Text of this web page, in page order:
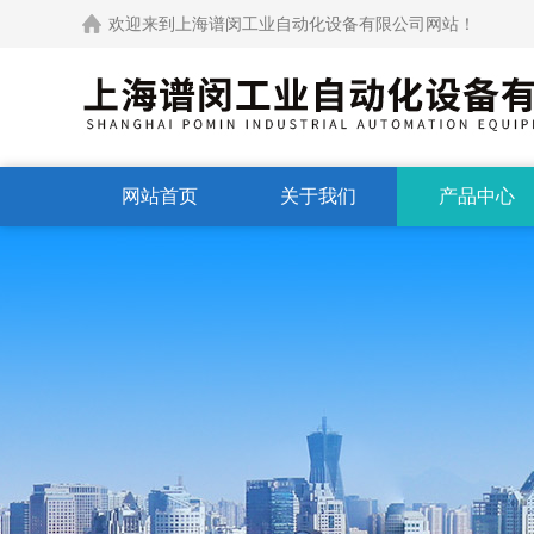
欢迎来到上海谱闵工业自动化设备有限公司网站！
网站首页 关于我们 产品中心